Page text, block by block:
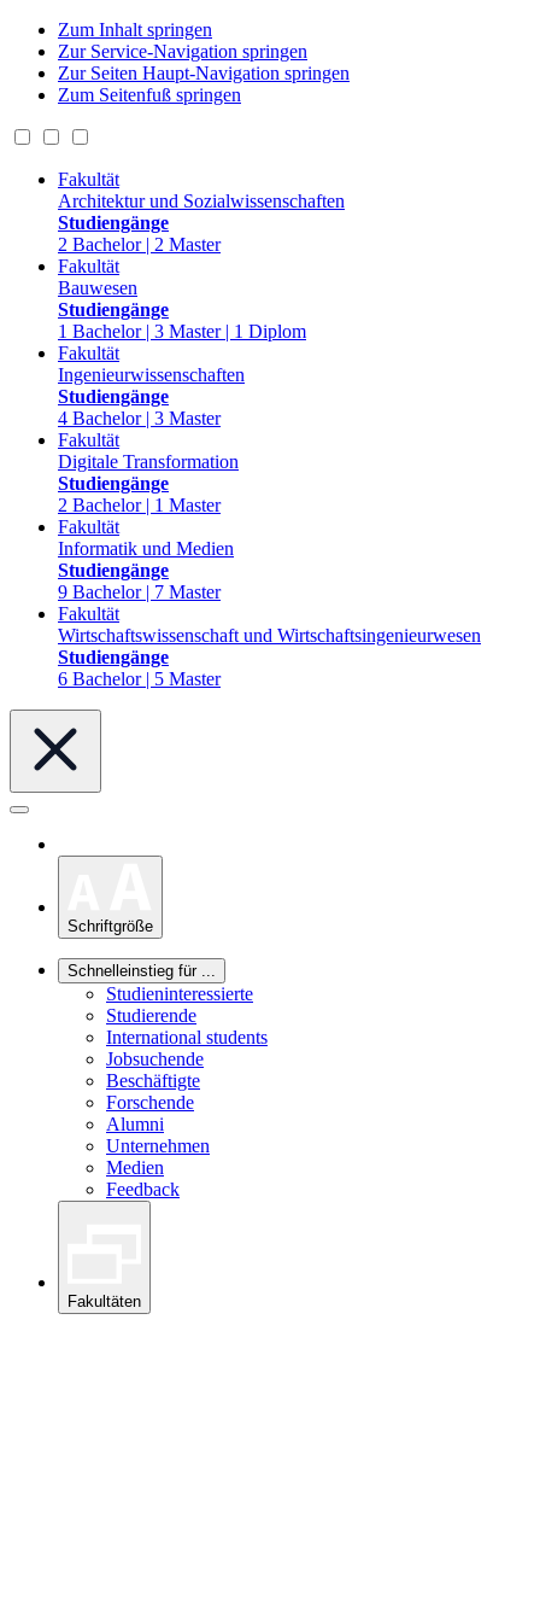
Zum Inhalt springen
Zur Service-Navigation springen
Zur Seiten Haupt-Navigation springen
Zum Seitenfuß springen
Fakultät
Architektur und Sozialwissenschaften
Studiengänge
2 Bachelor | 2 Master
Fakultät
Bauwesen
Studiengänge
1 Bachelor | 3 Master | 1 Diplom
Fakultät
Ingenieurwissenschaften
Studiengänge
4 Bachelor | 3 Master
Fakultät
Digitale Transformation
Studiengänge
2 Bachelor | 1 Master
Fakultät
Informatik und Medien
Studiengänge
9 Bachelor | 7 Master
Fakultät
Wirtschaftswissenschaft und Wirtschaftsingenieurwesen
Studiengänge
6 Bachelor | 5 Master
Schriftgröße
Schnelleinstieg für ...
Studieninteressierte
Studierende
International students
Jobsuchende
Beschäftigte
Forschende
Alumni
Unternehmen
Medien
Feedback
Fakultäten